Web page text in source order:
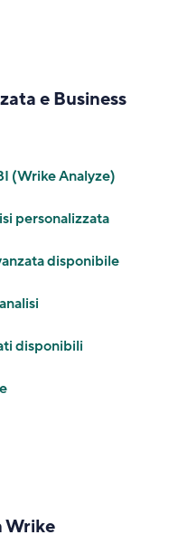
e Business
(Wrike Analyze)
personalizzata
disponibile
disponibili
Wrike